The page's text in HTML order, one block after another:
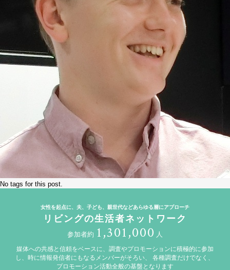
No tags for this post.
女性を起点に、夫、子ども、親世代などあらゆる層にアプローチ
リビングの生活者ネットワーク
参加者約 1,301,000 人
媒体への共感と信頼をベースに、調査やプロモーションに積極的に参加
し、時に情報発信者にもなるメンバーがそろい、
各種調査だけでなく、
プロモーション活動全般の基盤となります